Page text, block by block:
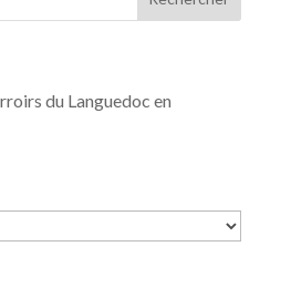
du Languedoc en